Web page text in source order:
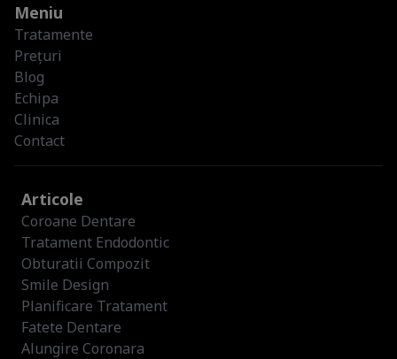
Meniu
Tratamente
Prețuri
Blog
Echipa
Clinica
Contact
Articole
Coroane Dentare
Tratament Endodontic
Obturatii Compozit
Smile Design
Planificare Tratament
Fatete Dentare
Alungire Coronara